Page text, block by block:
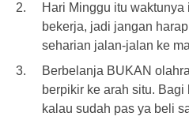
Hari Minggu itu
bekerja, jadi jangan
seharian jalan-jalan ke
Berbelanja BUKAN
berpikir ke arah situ.
kalau sudah pas ya beli